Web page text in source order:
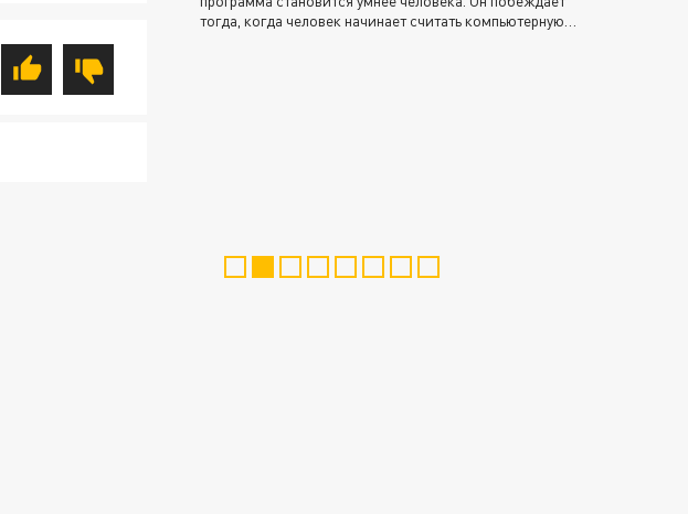
тогда, когда человек начинает считать компьютерную